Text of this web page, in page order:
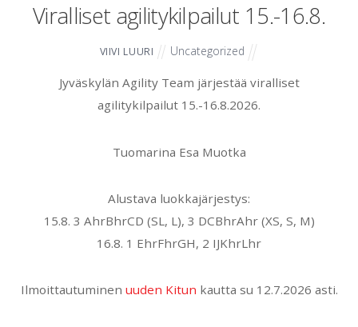
Viralliset agilitykilpailut 15.-16.8.
VIIVI LUURI Uncategorized
Jyväskylän Agility Team järjestää viralliset
agilitykilpailut 15.-16.8.2026.
Tuomarina Esa Muotka
Alustava luokkajärjestys:
15.8. 3 AhrBhrCD (SL, L), 3 DCBhrAhr (XS, S, M)
16.8. 1 EhrFhrGH, 2 IJKhrLhr
Ilmoittautuminen uuden Kitun kautta su 12.7.2026 asti.